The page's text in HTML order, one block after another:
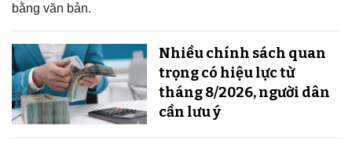
bằng văn bản.
Nhiều chính sách quan
trọng có hiệu lực từ
tháng 8/2026, người dân
cần lưu ý